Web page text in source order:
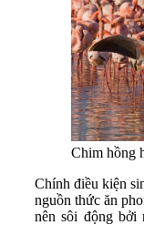
Chim hồng
Chính điều kiện
nguồn thức ăn
nên sôi động bởi